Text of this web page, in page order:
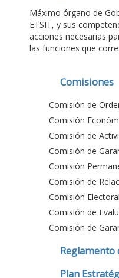
Máximo órgano de
ETSIT, y sus
acciones necesarias
las funciones que
Comisiones
Comisión de
Comisión
Comisión de
Comisión de
Comisión
Comisión de
Comisión Electoral
Comisión de
Comisión de
Reglamento
Plan